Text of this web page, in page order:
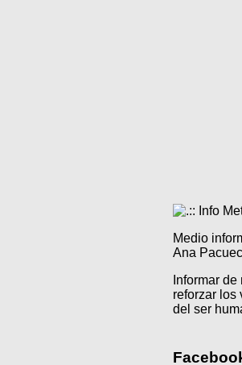
Medio
Ana
Informar
reforzar los
del ser